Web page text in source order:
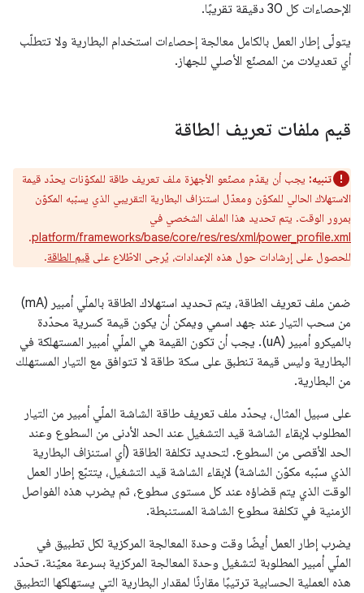
الإحصاءات كل 30 دقيقة تقريبًا.
يتولّى إطار العمل بالكامل معالجة إحصاءات استخدام البطارية ولا تتطلّب
أي تعديلات من المصنّع الأصلي للجهاز.
قيم ملفات تعريف الطاقة
تنبيه: يجب أن يقدّم مصنّعو الأجهزة ملف تعريف طاقة للمكوّنات يحدّد قيمة
الاستهلاك الحالي للمكوّن ومعدّل استنزاف البطارية التقريبي الذي يسبّبه المكوّن
بمرور الوقت. يتم تحديد هذا الملف الشخصي في
platform/frameworks/base/core/res/res/xml/power_profile.xml
.
للحصول على إرشادات حول هذه الإعدادات، يُرجى الاطّلاع على قيم الطاقة.
ضمن ملف تعريف الطاقة، يتم تحديد استهلاك الطاقة بالملّي أمبير (mA)
من سحب التيار عند جهد اسمي ويمكن أن يكون قيمة كسرية محدّدة
بالميكرو أمبير (uA). يجب أن تكون القيمة هي الملّي أمبير المستهلكة في
البطارية وليس قيمة تنطبق على سكة طاقة لا تتوافق مع التيار المستهلك
من البطارية.
على سبيل المثال، يحدّد ملف تعريف طاقة الشاشة الملّي أمبير من التيار
المطلوب لإبقاء الشاشة قيد التشغيل عند الحد الأدنى من السطوع وعند
الحد الأقصى من السطوع. لتحديد تكلفة الطاقة (أي استنزاف البطارية
الذي سبّبه مكوّن الشاشة) لإبقاء الشاشة قيد التشغيل، يتتبّع إطار العمل
الوقت الذي يتم قضاؤه عند كل مستوى سطوع، ثم يضرب هذه الفواصل
الزمنية في تكلفة سطوع الشاشة المستنبطة.
يضرب إطار العمل أيضًا وقت وحدة المعالجة المركزية لكل تطبيق في
الملّي أمبير المطلوبة لتشغيل وحدة المعالجة المركزية بسرعة معيّنة. تحدّد
هذه العملية الحسابية ترتيبًا مقارنًا لمقدار البطارية التي يستهلكها التطبيق